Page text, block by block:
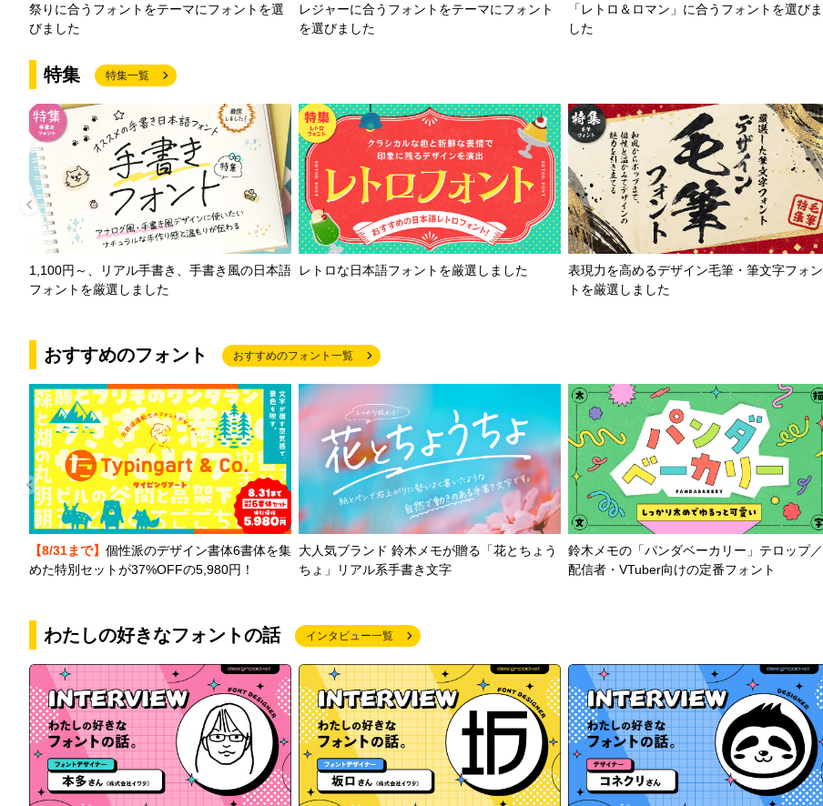
祭りに合うフォントをテーマにフォントを選
びました
レジャーに合うフォントをテーマにフォント
を選びました
「レトロ＆ロマン」に合うフォントを選びま
した
特集 特集一覧
1,100円～、リアル手書き、手書き風の日本語
フォントを厳選しました
レトロな日本語フォントを厳選しました
表現力を高めるデザイン毛筆・筆文字フォン
トを厳選しました
おすすめのフォント おすすめのフォント一覧
【8/31まで】 個性派のデザイン書体6書体を集
めた特別セットが37%OFFの5,980円！
大人気ブランド 鈴木メモが贈る「花とちょう
ちょ」リアル系手書き文字
鈴木メモの「パンダベーカリー」テロップ／
配信者・VTuber向けの定番フォント
わたしの好きなフォントの話 インタビュー一覧